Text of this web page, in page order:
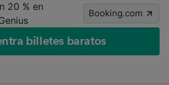
20 % en
Booking.com
billetes baratos